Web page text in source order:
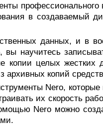
профессионального
в создаваемый
данных, и в
вы научитесь
копии целых
архивных копий
Nero,
их скорость
Nero можно